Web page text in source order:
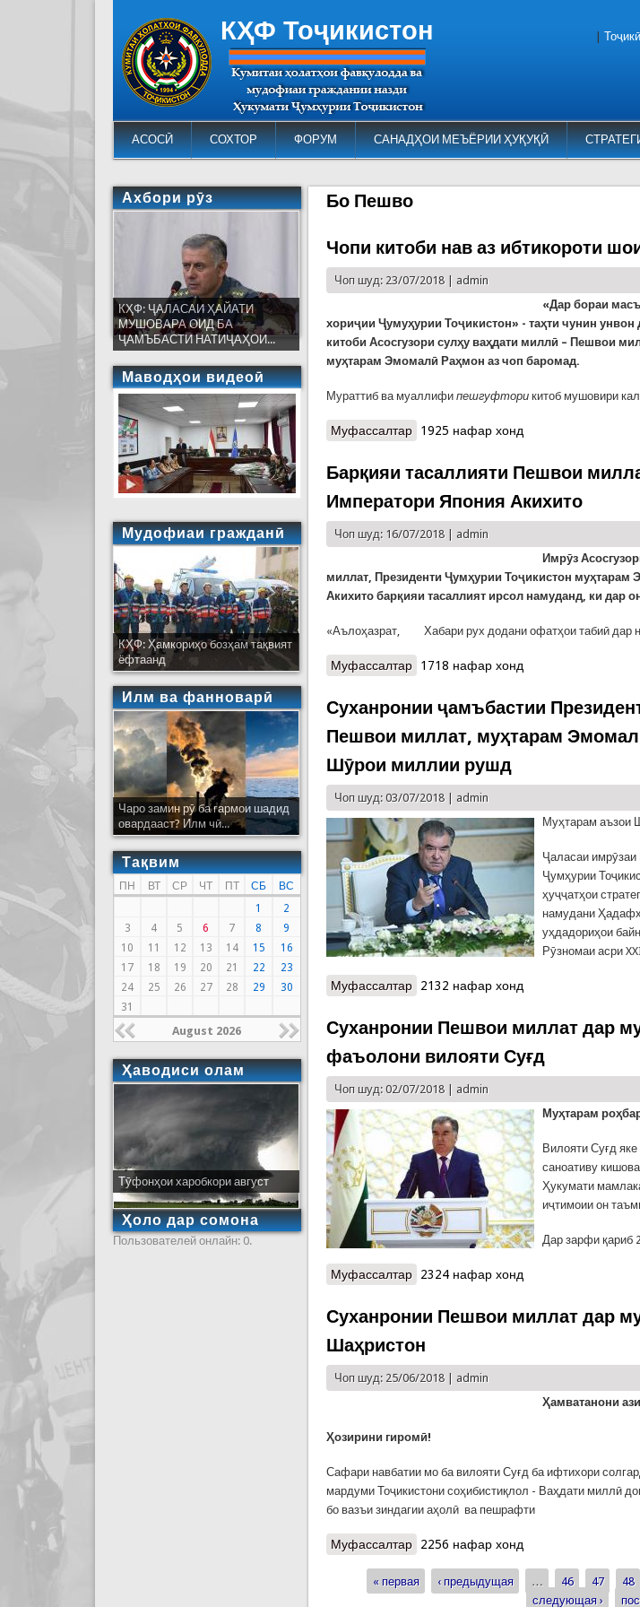
КҲФ Тоҷикистон
АСОСӢ СОХТОР ФОРУМ САНАДҲОИ МЕЪЁРИИ ҲУҚУҚӢ
Тоҷикӣ
Бо Пешво
Чопи китоби нав аз ибтикороти
Чоп шуд: 23/07/2018 | admin
«Дар бораи
хориҷии Ҷумуҳурии Тоҷикистон» - таҳти чунин унвон
китоби Асосгузори сулҳу ваҳдати миллӣ – Пешвои
муҳтарам Эмомалӣ Раҳмон аз чоп баромад.
Мураттиб ва муаллифипешгуфтори китоб мушовири
Муфассалтар о Чопи китоби нав аз ибтикороти
1925 нафар хонд
Барқияи тасаллияти Пешвои
Императори Япония Акихито
Чоп шуд: 16/07/2018 | admin
Имрӯз
миллат, Президенти Ҷумҳурии Тоҷикистон
Акихито барқияи тасаллият ирсол намуданд, ки дар
«Аълоҳазрат, Хабари рух додани офатҳои табиӣ дар
Муфассалтар о Барқияи тасаллияти Пешвои
1718 нафар хонд
Суханронии ҷамъбастии
Пешвои миллат, муҳтарам
Шӯрои миллии рушд
Чоп шуд: 03/07/2018 | admin
Муҳтарам аъзои
Ҷаласаи
Ҷумҳурии
ҳуҷҷатҳои
намудани
уҳдадориҳои
Рӯзномаи асри
Муфассалтар о Суханронии ҷамъбастии
2132 нафар хонд
Суханронии Пешвои миллат дар
фаъолони вилояти Суғд
Чоп шуд: 02/07/2018 | admin
Муҳтарам
Вилояти Суғд
саноативу
Ҳукумати
иҷтимоии он
Дар зарфи қариб
Муфассалтар о Суханронии Пешвои миллат дар
2324 нафар хонд
Суханронии Пешвои миллат дар
Шаҳристон
Чоп шуд: 25/06/2018 | admin
Ҳамватанони
Ҳозирини гиромӣ!
Сафари навбатии мо ба вилояти Суғд ба ифтихори
мардуми Тоҷикистони соҳибистиқлол - Ваҳдати миллӣ
бо вазъи зиндагии аҳолӣ ва пешрафти
Муфассалтар о Суханронии Пешвои миллат дар
2256 нафар хонд
Страницы
« первая ‹ предыдущая … 46 47 48
следующая ›
Ахбори рӯз
КҲФ: ҶАЛАСАИ ҲАЙАТИ
МУШОВАРА ОИД БА
ҶАМЪБАСТИ НАТИҶАҲОИ...
Маводҳои видеоӣ
Мудофиаи гражданӣ
КҲФ: Ҳамкориҳо бозҳам тақвият
ёфтаанд
Илм ва фанноварӣ
Чаро замин рӯ ба гармои шадид
овардааст? Илм чӣ...
Тақвим
ПН ВТ СР ЧТ ПТ СБ
ВС
1
2
3
4 5 6 7 8
9
10
11 12 13 14 15
16
17
18 19 20 21 22
23
24
25 26 27 28 29
30
31
August 2026
Ҳаводиси олам
Тӯфонҳои харобкори август
Ҳоло дар сомона
Пользователей онлайн: 0.